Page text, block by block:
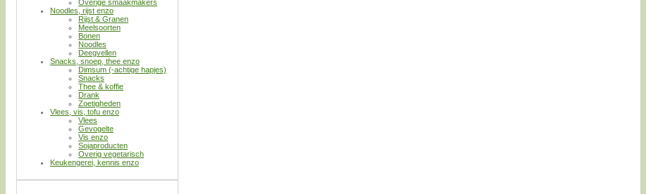
Overige smaakmakers
Noodles, rijst enzo
Rijst & Granen
Meelsoorten
Bonen
Noodles
Deegvellen
Snacks, snoep, thee enzo
Dimsum (-achtige hapjes)
Snacks
Thee & koffie
Drank
Zoetigheden
Vlees, vis, tofu enzo
Vlees
Gevogelte
Vis enzo
Sojaproducten
Overig vegetarisch
Keukengerei, kennis enzo